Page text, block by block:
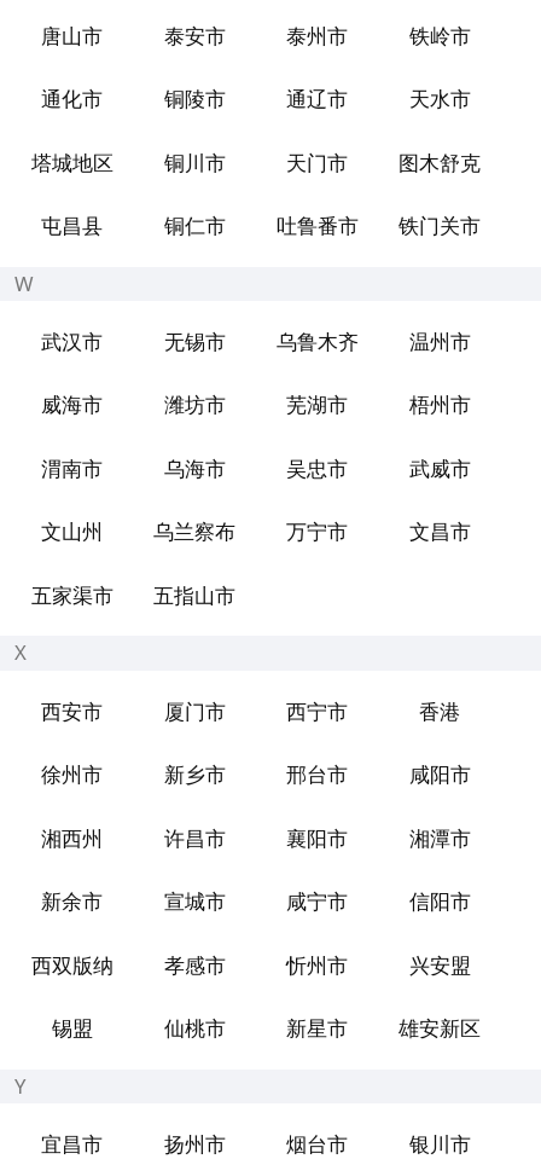
唐山市 泰安市 泰州市 铁岭市
通化市 铜陵市 通辽市 天水市
塔城地区 铜川市 天门市 图木舒克
屯昌县 铜仁市 吐鲁番市 铁门关市
W
武汉市 无锡市 乌鲁木齐 温州市
威海市 潍坊市 芜湖市 梧州市
渭南市 乌海市 吴忠市 武威市
文山州 乌兰察布 万宁市 文昌市
五家渠市 五指山市
X
西安市 厦门市 西宁市 香港
徐州市 新乡市 邢台市 咸阳市
湘西州 许昌市 襄阳市 湘潭市
新余市 宣城市 咸宁市 信阳市
西双版纳 孝感市 忻州市 兴安盟
锡盟 仙桃市 新星市 雄安新区
Y
宜昌市 扬州市 烟台市 银川市